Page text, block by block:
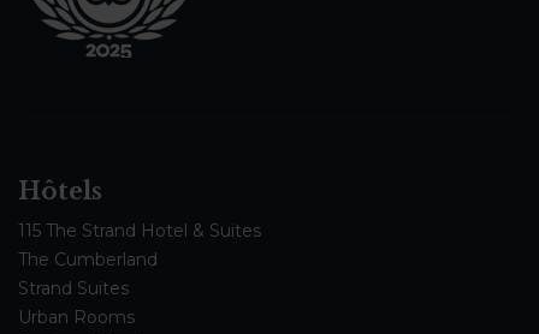
Hôtels
115 The Strand Hotel & Suites
The Cumberland
Strand Suites
Urban Rooms